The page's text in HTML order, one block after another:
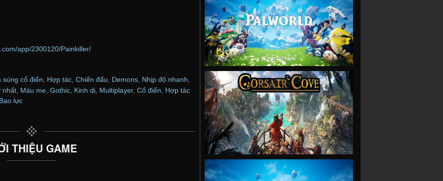
app/2300120/Painkiller/
súng cổ điển, Hợp tác, Chiến đấu, Demons, Nhịp độ nhanh,
nhất Máu me Gothic Kinh dị Multiplayer, Cổ điển
Hợp tác
lực
THIỆU GAME
VIEW
VIEW